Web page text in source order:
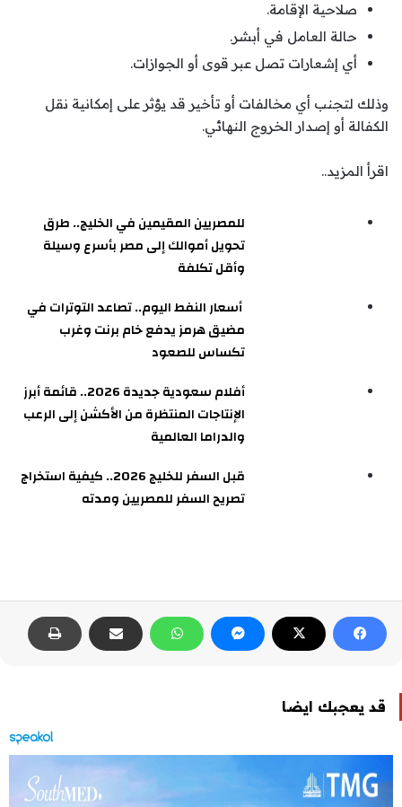
صلاحية الإقامة.
حالة العامل في أبشر.
أي إشعارات تصل عبر قوى أو الجوازات.
وذلك لتجنب أي مخالفات أو تأخير قد يؤثر على إمكانية نقل
الكفالة أو إصدار الخروج النهائي.
اقرأ المزيد..
للمصريين المقيمين في الخليج.. طرق
تحويل أموالك إلى مصر بأسرع وسيلة
وأقل تكلفة
أسعار النفط اليوم.. تصاعد التوترات في
مضيق هرمز يدفع خام برنت وغرب
تكساس للصعود
أفلام سعودية جديدة 2026.. قائمة أبرز
الإنتاجات المنتظرة من الأكشن إلى الرعب
والدراما العالمية
قبل السفر للخليج 2026.. كيفية استخراج
تصريح السفر للمصريين ومدته
قد يعجبك ايضا